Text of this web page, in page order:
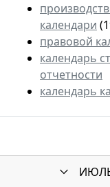
календари
правовой
календарь
отчетности
календарь